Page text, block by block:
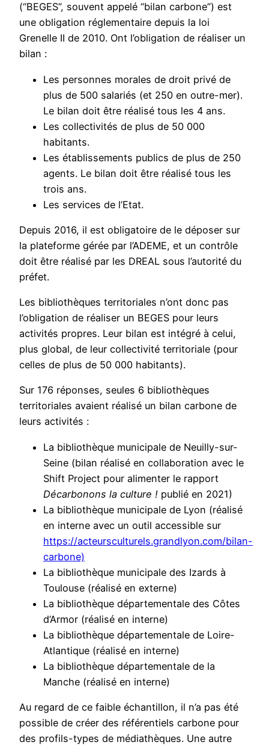
(“BEGES”, souvent appelé “bilan carbone”) est
une obligation réglementaire depuis la loi
Grenelle II de 2010. Ont l’obligation de réaliser un
bilan :
Les personnes morales de droit privé de
plus de 500 salariés (et 250 en outre-mer).
Le bilan doit être réalisé tous les 4 ans.
Les collectivités de plus de 50 000
habitants.
Les établissements publics de plus de 250
agents. Le bilan doit être réalisé tous les
trois ans.
Les services de l’Etat.
Depuis 2016, il est obligatoire de le déposer sur
la plateforme gérée par l’ADEME, et un contrôle
doit être réalisé par les DREAL sous l’autorité du
préfet.
Les bibliothèques territoriales n’ont donc pas
l’obligation de réaliser un BEGES pour leurs
activités propres. Leur bilan est intégré à celui,
plus global, de leur collectivité territoriale (pour
celles de plus de 50 000 habitants).
Sur 176 réponses, seules 6 bibliothèques
territoriales avaient réalisé un bilan carbone de
leurs activités :
La bibliothèque municipale de Neuilly-sur-
Seine (bilan réalisé en collaboration avec le
Shift Project pour alimenter le rapport
Décarbonons la culture ! publié en 2021)
La bibliothèque municipale de Lyon (réalisé
en interne avec un outil accessible sur
https://acteursculturels.grandlyon.com/bilan-
carbone)
La bibliothèque municipale des Izards à
Toulouse (réalisé en externe)
La bibliothèque départementale des Côtes
d’Armor (réalisé en interne)
La bibliothèque départementale de Loire-
Atlantique (réalisé en interne)
La bibliothèque départementale de la
Manche (réalisé en interne)
Au regard de ce faible échantillon, il n’a pas été
possible de créer des référentiels carbone pour
des profils-types de médiathèques. Une autre